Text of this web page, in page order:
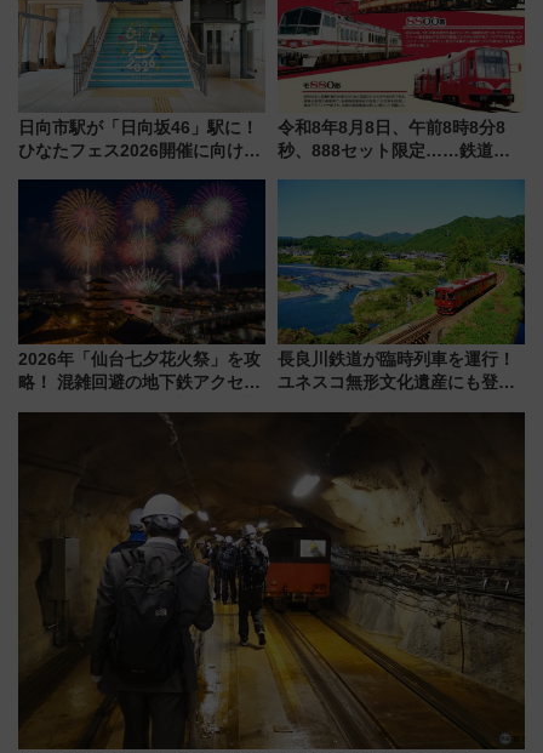
日向市駅が「日向坂46」駅に！
ひなたフェス2026開催に向けJR
全力応援 夜行列車「ドリーム
おひさま号」も走る
令和8年8月8日、午前8時8分8
秒、888セット限定……鉄道各
2026年「仙台七夕花火祭」を攻
略！ 混雑回避の地下鉄アクセス
火前に楽しむ仙台観光ルートま
長良川鉄道が臨時列車を運行！
ユネスコ無形文化遺産にも登録